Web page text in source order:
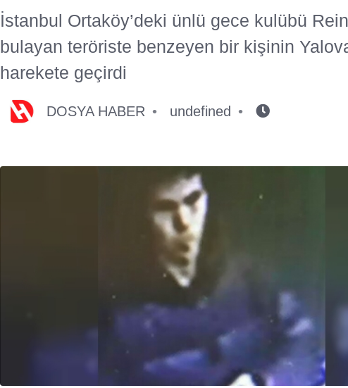
İstanbul Ortaköy’deki ünlü gece kulübü
bulayan teröriste benzeyen bir kişinin
harekete geçirdi
DOSYA HABER undefined